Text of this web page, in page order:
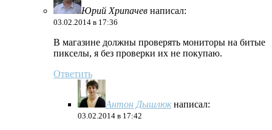
Юрий Хрипачев написал:
03.02.2014 в 17:36
В магазине должны проверять мониторы на битые
пикселы, я без проверки их не покупаю.
Ответить
Антон Дышлюк написал:
03.02.2014 в 17:42